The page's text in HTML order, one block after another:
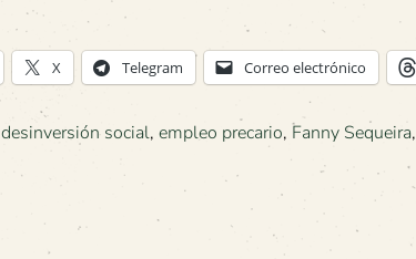
X Telegram Correo electrónico
desinversión social, empleo precario, Fanny Sequeira,